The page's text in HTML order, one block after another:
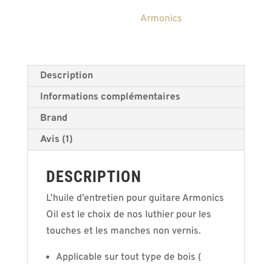
Armonics
Description
Informations complémentaires
Brand
Avis (1)
DESCRIPTION
L’huile d’entretien pour guitare Armonics
Oil est le choix de nos luthier pour les
touches et les manches non vernis.
Applicable sur tout type de bois (